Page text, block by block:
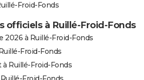
Froid-Fonds
officiels à Ruillé-Froid-Fonds
2026 à Ruillé-Froid-Fonds
Froid-Fonds
Ruillé-Froid-Fonds